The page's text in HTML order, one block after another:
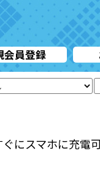
会員登録
にスマホに充電